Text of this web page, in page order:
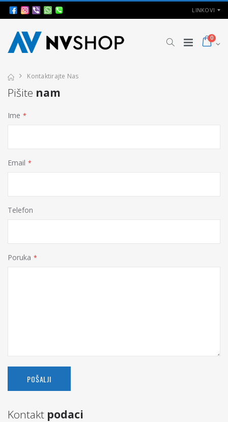
LINKOVI
0
Kontaktirajte Nas
Pišite nam
Ime
Email
Telefon
Poruka
POŠALJI
Kontakt podaci